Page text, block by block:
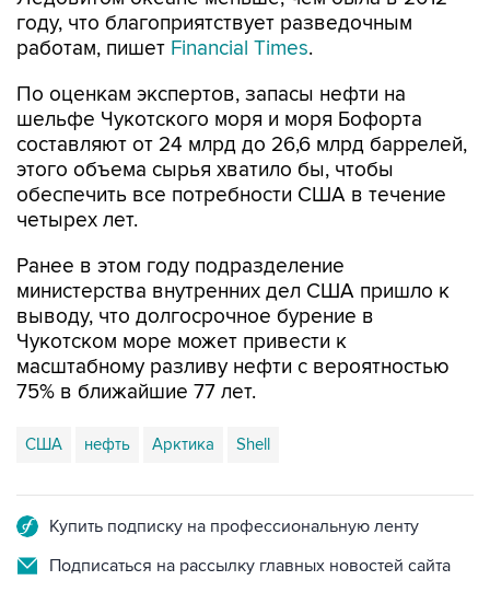
году, что благоприятствует разведочным
работам, пишет Financial Times.
По оценкам экспертов, запасы нефти на
шельфе Чукотского моря и моря Бофорта
составляют от 24 млрд до 26,6 млрд баррелей,
этого объема сырья хватило бы, чтобы
обеспечить все потребности США в течение
четырех лет.
Ранее в этом году подразделение
министерства внутренних дел США пришло к
выводу, что долгосрочное бурение в
Чукотском море может привести к
масштабному разливу нефти с вероятностью
75% в ближайшие 77 лет.
США нефть Арктика Shell
Купить подписку на профессиональную ленту
Подписаться на рассылку главных новостей сайта